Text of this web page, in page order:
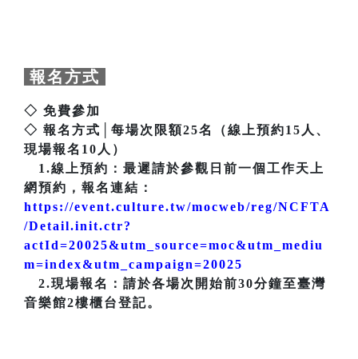
報名方式
◇ 免費參加
◇ 報名方式│每場次限額25名（線上預約15人、
現場報名10人）
1.線上預約：最遲請於參觀日前一個工作天上
網預約，報名連結：
https://event.culture.tw/mocweb/reg/NCFTA
/Detail.init.ctr?
actId=20025&utm_source=moc&utm_mediu
m=index&utm_campaign=20025
2.現場報名：請於各場次開始前30分鐘至臺灣
音樂館2樓櫃台登記。